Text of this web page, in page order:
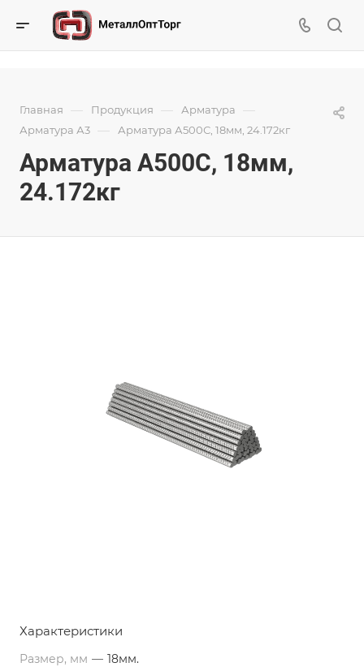
Главная — Продукция — Арматура —
Арматура А3 — Арматура А500С, 18мм, 24.172кг
Арматура А500С, 18мм,
24.172кг
Характеристики
Размер, мм — 18мм.